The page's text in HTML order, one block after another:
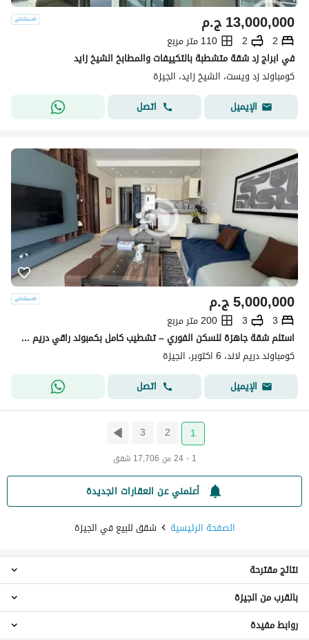
ج.م13,000,000
2
2
110 متر مربع
في ابراج زد شقة متشطبة بالتكييفات والمطابخ الشيخ زايد
كومباوند زد ويست، الشيخ زايد، الجيزة
الإيميل
اتصل
ج.م5,000,000
3
3
200 متر مربع
استلم شقة جاهزة للسكن الفوري – تشطيب كامل بكمبوند راقي دريم لاند
كومباوند دريم لاند، 6 اكتوبر، الجيزة
الإيميل
اتصل
1
2
3
1 - 24 من 17,706 شقق
أعلمني عن العقارات الجديدة
الصفحة الرئيسية
شقق للبيع في الجيزة
استوديو للبيع في الجيزة
شقق 1 غرفة نوم للبيع في الجيزة
شقق 2 غرفة نوم للبيع في الجيزة
نتائج مقترحة
شقق للبيع في القاهرة
بالقرب من الجيزة
روابط مفيدة